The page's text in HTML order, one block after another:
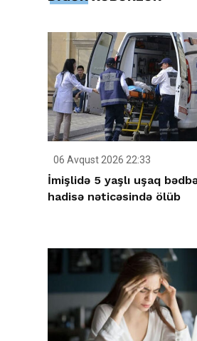
06 Avqust 2026 22:33
İmişlidə 5 yaşlı uşaq
hadisə nəticəsində ölüb